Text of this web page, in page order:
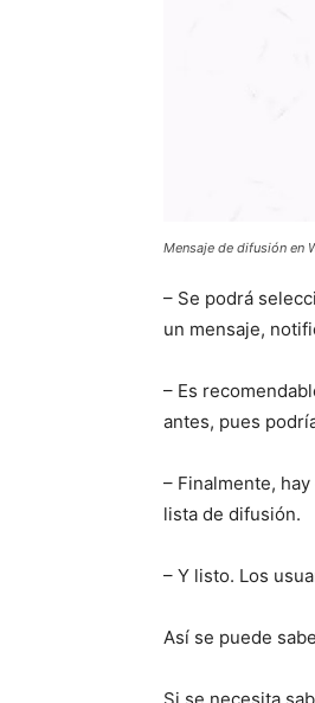
Mensaje de difusión en
– Se podrá
un mensaje,
– Es
antes, pues
– Finalmente,
lista de difusión.
– Y listo. Los
Así se puede